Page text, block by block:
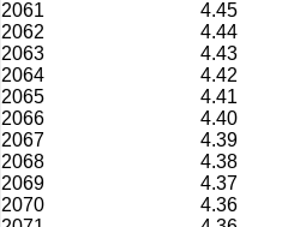
2061
4.45
2062
4.44
2063
4.43
2064
4.42
2065
4.41
2066
4.40
2067
4.39
2068
4.38
2069
4.37
2070
4.36